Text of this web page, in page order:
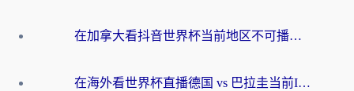
在加拿大看抖音世界杯当前地区不可播放？海外党体育观赛终极指南
在海外看世界杯直播德国 vs 巴拉圭当前IP受限制？这篇指南帮你轻松解决地区限制